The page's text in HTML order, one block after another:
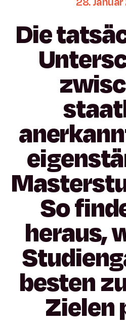
Die
So
heraus,
besten
Zielen